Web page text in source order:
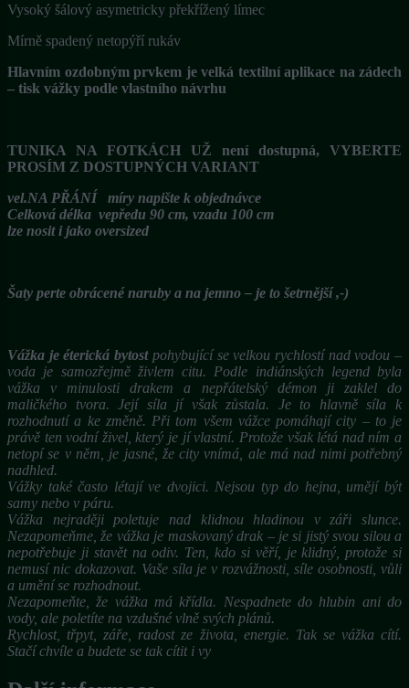
Vysoký šálový asymetricky překřížený límec
Mírně spadený netopýří rukáv
Hlavním ozdobným prvkem je velká textilní aplikace na zádech
– tisk vážky podle vlastního návrhu
TUNIKA NA FOTKÁCH UŽ není dostupná, VYBERTE
PROSÍM Z DOSTUPNÝCH VARIANT
vel.NA PŘÁNÍ míry napište k objednávce
Celková délka vepředu 90 cm, vzadu 100 cm
lze nosit i jako oversized
Šaty perte obrácené naruby a na jemno – je to šetrnější ,-)
Vážka je éterická bytostpohybující se velkou rychlostí nad vodou –
voda je samozřejmě živlem citu. Podle indiánských legend byla
vážka v minulosti drakem a nepřátelský démon ji zaklel do
maličkého tvora. Její síla jí však zůstala. Je to hlavně síla k
rozhodnutí a ke změně. Při tom všem vážce pomáhají city – to je
právě ten vodní živel, který je jí vlastní. Protože však létá nad ním a
netopí se v něm, je jasné, že city vnímá, ale má nad nimi potřebný
nadhled.
Vážky také často létají ve dvojici. Nejsou typ do hejna, umějí být
samy nebo v páru.
Vážka nejraději poletuje nad klidnou hladinou v záři slunce.
Nezapomeňme, že vážka je maskovaný drak – je si jistý svou silou a
nepotřebuje ji stavět na odiv. Ten, kdo si věří, je klidný, protože si
nemusí nic dokazovat. Vaše síla je v rozvážnosti, síle osobnosti, vůli
a umění se rozhodnout.
Nezapomeňte, že vážka má křídla. Nespadnete do hlubin ani do
vody, ale poletíte na vzdušné vlně svých plánů.
Rychlost, třpyt, záře, radost ze života, energie. Tak se vážka cítí.
Stačí chvíle a budete se tak cítit i vy